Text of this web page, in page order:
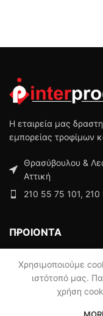
Η εταιρεία μας
εμπορείας τροφίμων
Θρασύβουλου &
Αττική
210 55 75 101,
ΠΡΟΙΟΝΤΑ
ΜΕΝΟΥ
Χρησιμοποιούμε
ιστότοπό μας.
χρήση